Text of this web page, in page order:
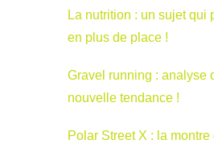
La nutrition : un sujet qui
en plus de place !
Gravel running : analyse
nouvelle tendance !
Polar Street X : la montre